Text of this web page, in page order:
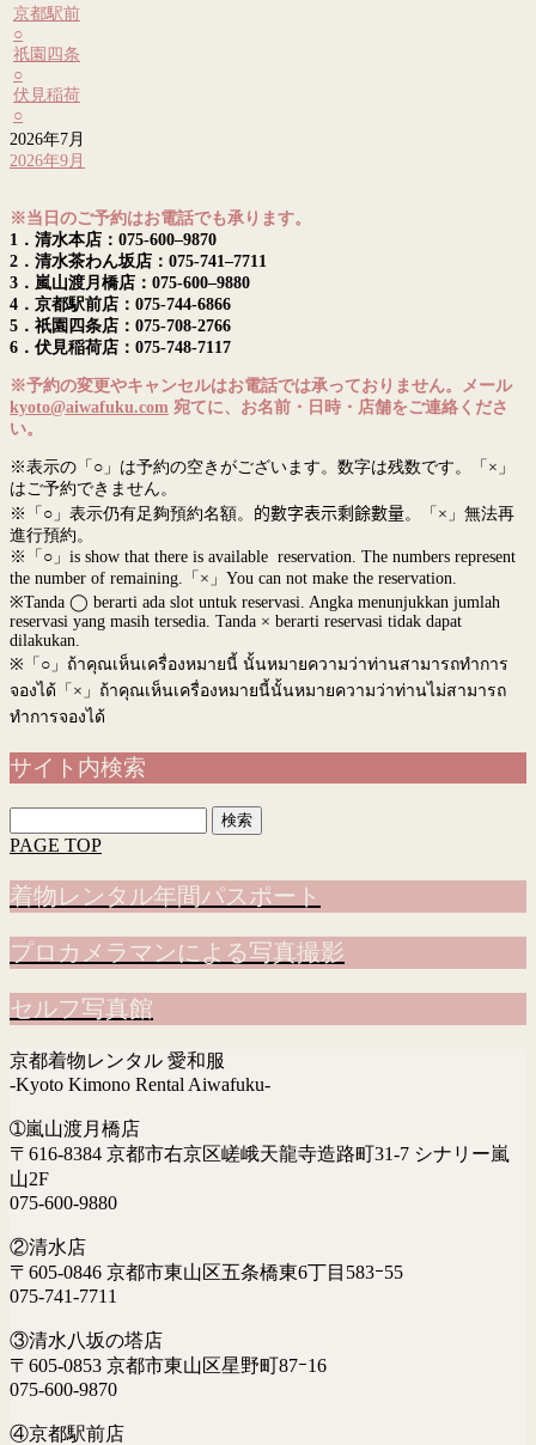
京都駅前
○
祇園四条
○
伏見稲荷
○
2026年7月
2026年9月
※当日のご予約はお電話でも承ります。
1．清水本店：075-600–9870
2．清水茶わん坂店：075-741–7711
3．嵐山渡月橋店：075-600–9880
4．京都駅前店：075-744-6866
5．祇園四条店：075-708-2766
6．伏見稲荷店：075-748-7117
※予約の変更やキャンセルはお電話では承っておりません。メール
kyoto@aiwafuku.com 宛てに、お名前・日時・店舗をご連絡くださ
い。
※表示の「○」は予約の空きがございます。数字は残数です。「×」
はご予約できません。
※「○」表示仍有足夠預約名額。 的數字表示剩餘數量。「×」無法再
進行預約。
※「○」is show that there is available reservation. The numbers represent
the number of remaining.「×」You can not make the reservation.
※Tanda ◯ berarti ada slot untuk reservasi. Angka menunjukkan jumlah
reservasi yang masih tersedia. Tanda × berarti reservasi tidak dapat
dilakukan.
※ 「○」ถ้าคุณเห็นเครื่องหมายนี้ นั้นหมายความว่าท่านสามารถทำการ
จองได้「×」ถ้าคุณเห็นเครื่องหมายนี้นั้นหมายความว่าท่านไม่สามารถ
ทำการจองได้
サイト内検索
索:
PAGE TOP
着物レンタル年間パスポート
プロカメラマンによる写真撮影
セルフ写真館
京都着物レンタル 愛和服
-Kyoto Kimono Rental Aiwafuku-
➀嵐山渡月橋店
〒616-8384 京都市右京区嵯峨天龍寺造路町31-7 シナリー嵐
山2F
075-600-9880
②清水店
〒605-0846 京都市東山区五条橋東6丁目583ｰ55
075-741-7711
③清水八坂の塔店
〒605-0853 京都市東山区星野町87ｰ16
075-600-9870
④京都駅前店